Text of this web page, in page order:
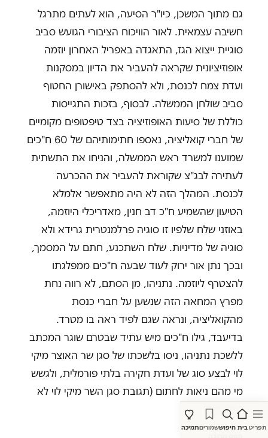
תפריטבית חיפוששמוריםתמיכה
גם מתוך המשכן, כיו"ר הסיעה, הוא לעתים מתרגל
חשיבה עצמאית. לאור הוויכוח הציבורי הגועש סביב
סוגיית ייצוא הגז, התאגדה באפריל האחרון יוזמה
אופוזיציונית שקראה להעביר את הדיון במסקנות
ועדת צמח לכנסת, ולא להסתפק באישורן החטוף
סביב שולחן הממשלה. לבסוף, בזכות התגייסות
כוללת של סיעות האופוזיציה בצד טיפטופים מקומיים
של חברי קואליציה, נאספו חתימותיהם של 60 ח"כים
שמוענו למשרד ראש הממשלה, והניחו את התשתית
לעתירה לבג"צ שקוראת להעביר את ההכרעה
לכנסת. המהלך הזה לא היה מתאפשר אלמלא
הטיעון שהשמיע ח"כ דב חנין, מאדריכלי היוזמה,
באוזני שלח שלפיו זו סוגיה פרלמנטרית גרידא ולא
סוגיה של מדיניות. שלח השתכנע, חתם על המסמך,
ובכך נתן אור ירוק לעוד שבעה ח"כים ממפלגתו
להצטרף ליוזמה. נתניהו, מן הסתם, לא רווה נחת
מפרץ המחאה הזה שנשען על חברי כנסת
מהקואליציה, ונראה שגם לפיד ראה בו מטרד.
בדיעבד, גילו ח"כים מיש עתיד שבטרם שוגר המכתב
ללשכת נתניהו, ניסו בלשכתו של סגן שר האוצר מיקי
לוי לבצע סוג של ועדת חקירה בלתי פורמלית, ולגשש
מי מהם ניאות לחתום (תגובת סגן השר מיקי לוי לא
התקבלה).